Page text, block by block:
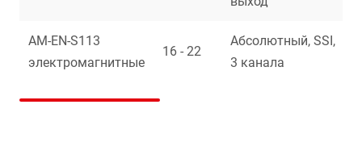
AM-EN-S113
электромагнитные
16 - 22
Абсолютный, SSI,
3 канала